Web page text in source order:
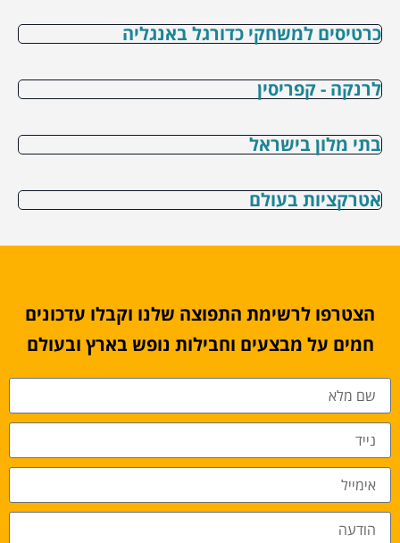
כרטיסים למשחקי כדורגל באנגליה
לרנקה - קפריסין
בתי מלון בישראל
אטרקציות בעולם
הצטרפו לרשימת התפוצה שלנו וקבלו עדכונים
חמים על מבצעים וחבילות נופש בארץ ובעולם